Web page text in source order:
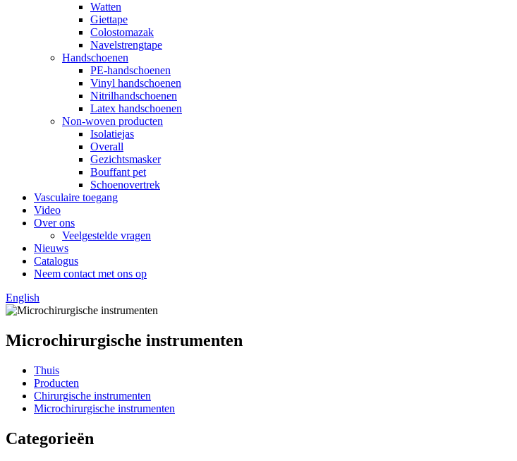
Watten
Giettape
Colostomazak
Navelstrengtape
Handschoenen
PE-handschoenen
Vinyl handschoenen
Nitrilhandschoenen
Latex handschoenen
Non-woven producten
Isolatiejas
Overall
Gezichtsmasker
Bouffant pet
Schoenovertrek
Vasculaire toegang
Video
Over ons
Veelgestelde vragen
Nieuws
Catalogus
Neem contact met ons op
English
Microchirurgische instrumenten
Thuis
Producten
Chirurgische instrumenten
Microchirurgische instrumenten
Categorieën